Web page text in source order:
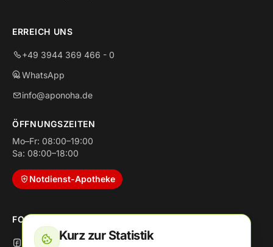
ERREICH UNS
+49 3944 369 466 - 0
WhatsApp
info@aponoha.de
ÖFFNUNGSZEITEN
Mo–Fr: 08:00–19:00
Sa: 08:00–18:00
Notdienst-Apotheke
FOLGE UNS
FacebookKurz zur Statistik